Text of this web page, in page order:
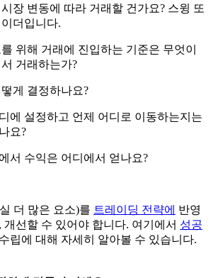
장 변동에 따라 거래할 건가요? 스윙 또
더입니다.
위해 거래에 진입하는 기준은 무엇이
거래하는가?
게 결정하나요?
에 설정하고 언제 어디로 이동하는지는
요?
서 수익은 어디에서 얻나요?
더 많은 요소)를 트레이딩 전략에 반영
선할 수 있어야 합니다. 여기에서 성공
수립에 대해 자세히 알아볼 수 있습니다.